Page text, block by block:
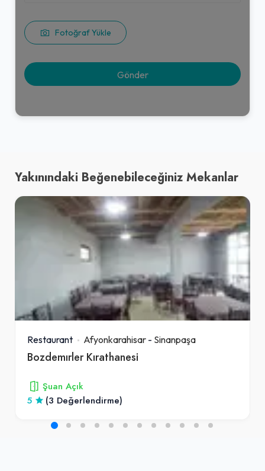
Fotoğraf Yükle
Yakınındaki Beğenebileceğiniz Mekanlar
Restaurant Afyonkarahisar - Sinanpaşa
Bozdemırler Kırathanesi
Şuan Açık
5
(3 Değerlendirme)